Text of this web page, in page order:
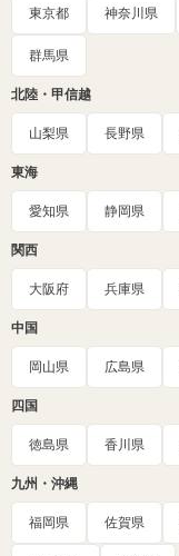
東京都 神奈川県
群馬県
北陸・甲信越
山梨県 長野県
東海
愛知県 静岡県
関西
大阪府 兵庫県
中国
岡山県 広島県
四国
徳島県 香川県
九州・沖縄
福岡県 佐賀県